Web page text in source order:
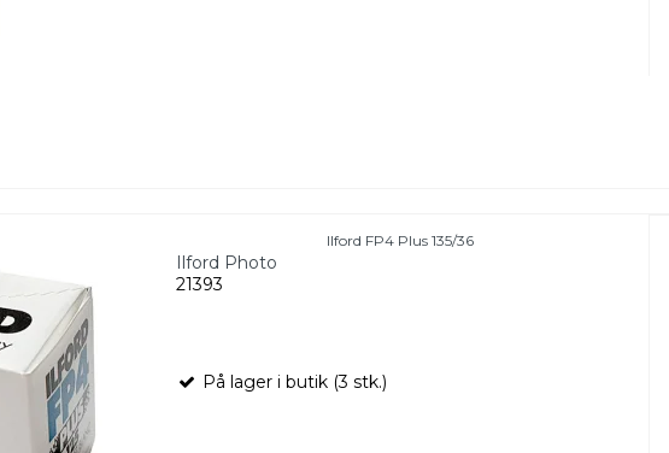
Ilford FP4 Plus 135/36
Ilford Photo
21393
På lager i butik (3 stk.)